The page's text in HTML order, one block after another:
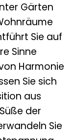
Gärten
Sie auf
Sinne
Harmonie
Sie sich
aus
der
Sie